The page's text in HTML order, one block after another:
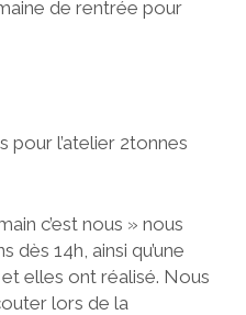
de rentrée pour
pour l’atelier 2tonnes
c’est nous » nous
14h, ainsi qu’une
elles ont réalisé. Nous
lors de la